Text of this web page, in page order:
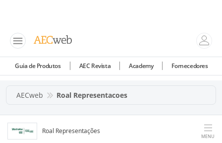
Guia de Produtos AEC Revista Academy Fornecedores
AECweb Roal Representacoes
Roal Representações
MENU